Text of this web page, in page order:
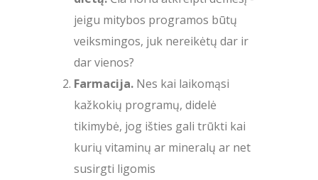
jeigu mitybos programos būtų
veiksmingos, juk nereikėtų dar ir
dar vienos?
Farmacija. Nes kai laikomąsi
kažkokių programų, didelė
tikimybė, jog išties gali trūkti kai
kurių vitaminų ar mineralų ar net
susirgti ligomis